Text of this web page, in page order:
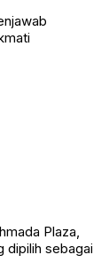
Plaza,
dipilih sebagai